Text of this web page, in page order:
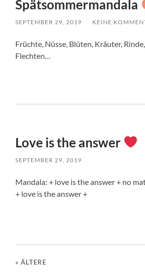
Spätsommermandala
SEPTEMBER 29, 2019 / KEINE
Früchte, Nüsse, Blüten, Kräuter,
Flechten…
Love is the answer
SEPTEMBER 29, 2019
Mandala: + love is the answer + no
+ love is the answer +
« ÄLTERE